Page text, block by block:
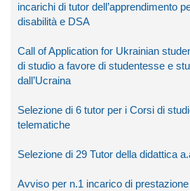
incarichi di tutor dell’apprendimento
disabilità e DSA
Call of Application for Ukrainian
di studio a favore di studentesse e
dall’Ucraina
Selezione di 6 tutor per i Corsi di
telematiche
Selezione di 29 Tutor della didattica
Avviso per n.1 incarico di